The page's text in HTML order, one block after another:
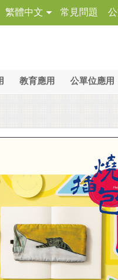
繁體中文 常見問題
教育應用 公單位應用